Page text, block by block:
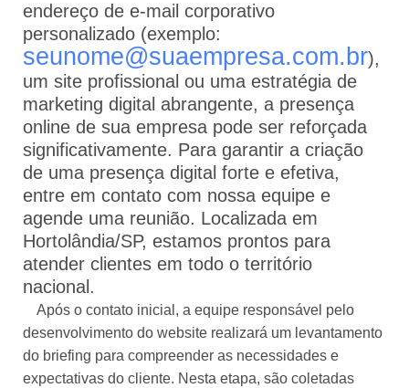
endereço de e-mail corporativo
personalizado (exemplo:
seunome@suaempresa.com.br),
um site profissional ou uma estratégia de
marketing digital abrangente, a presença
online de sua empresa pode ser reforçada
significativamente. Para garantir a criação
de uma presença digital forte e efetiva,
entre em contato com nossa equipe e
agende uma reunião. Localizada em
Hortolândia/SP, estamos prontos para
atender clientes em todo o território
nacional.
Após o contato inicial, a equipe responsável pelo
desenvolvimento do website realizará um levantamento
do briefing para compreender as necessidades e
expectativas do cliente. Nesta etapa, são coletadas